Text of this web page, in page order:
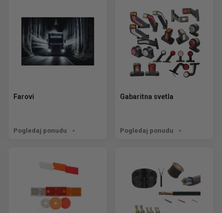
Farovi
Pogledaj ponudu
Gabaritna svetla
Pogledaj ponudu